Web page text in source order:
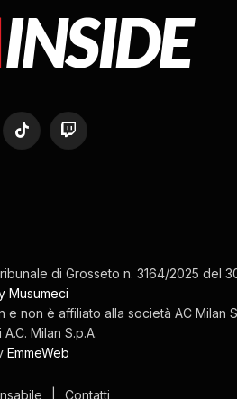
TikTok Twitch
di Grosseto n. 3164/2025 del
Musumeci
non è affiliato alla società AC Milan
Milan S.p.A.
EmmeWeb
Contatti